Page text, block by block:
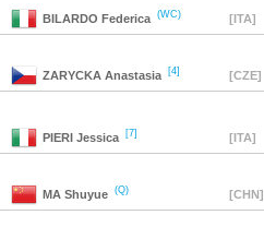
BILARDO Federica (WC) [ITA]
ZARYCKA Anastasia [4] [CZE]
PIERI Jessica [7] [ITA]
MA Shuyue (Q) [CHN]